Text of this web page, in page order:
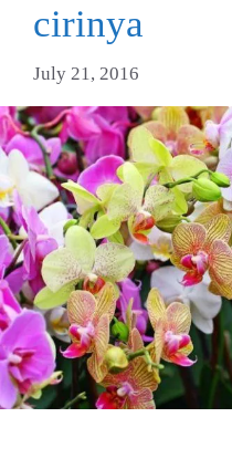
cirinya
July 21, 2016